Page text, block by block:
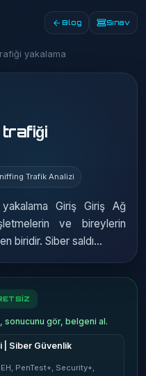
Blog Sınav
yakalama
trafiği
Trafik Analizi
Giriş Giriş Ağ
ve bireylerin
biridir. Siber saldı…
gör, belgeni al.
| Siber Güvenlik
PenTest+, Security+,